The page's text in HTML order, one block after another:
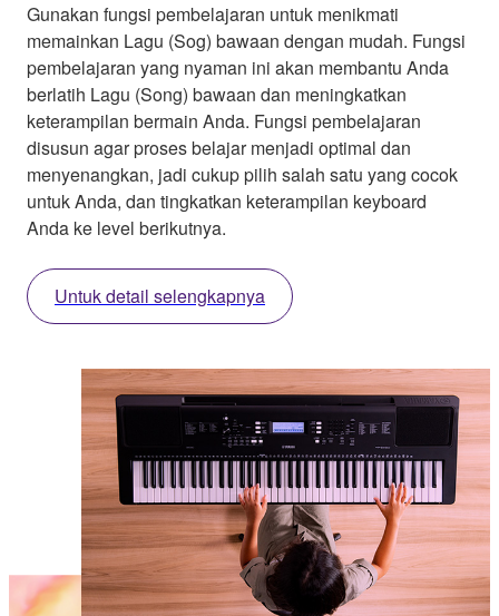
Gunakan fungsi pembelajaran untuk menikmati
memainkan Lagu (Sog) bawaan dengan mudah. Fungsi
pembelajaran yang nyaman ini akan membantu Anda
berlatih Lagu (Song) bawaan dan meningkatkan
keterampilan bermain Anda. Fungsi pembelajaran
disusun agar proses belajar menjadi optimal dan
menyenangkan, jadi cukup pilih salah satu yang cocok
untuk Anda, dan tingkatkan keterampilan keyboard
Anda ke level berikutnya.
Untuk detail selengkapnya